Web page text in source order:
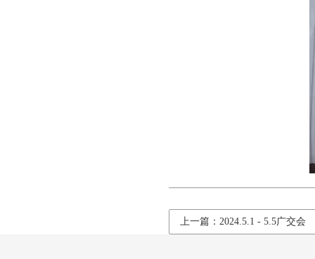
上一篇：2024.5.1 - 5.5广交会